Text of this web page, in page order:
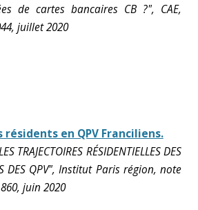
de cartes bancaires CB ?", CAE,
juillet 2020
résidents en QPV Franciliens.
TRAJECTOIRES RÉSIDENTIELLES DES
DES QPV", Institut Paris région, note
juin 2020